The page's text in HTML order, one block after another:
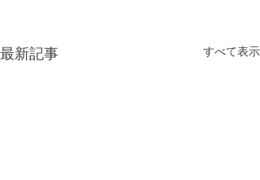
最新記事 すべて表示